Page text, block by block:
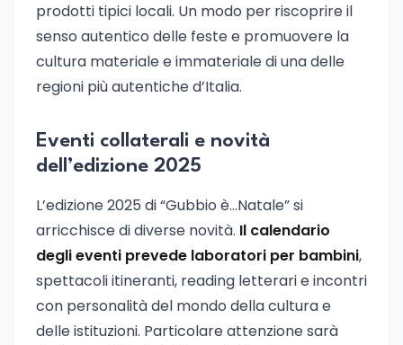
prodotti tipici locali. Un modo per riscoprire il
senso autentico delle feste e promuovere la
cultura materiale e immateriale di una delle
regioni più autentiche d’Italia.
Eventi collaterali e novità
dell’edizione 2025
L’edizione 2025 di “Gubbio è…Natale” si
arricchisce di diverse novità. Il calendario
degli eventi prevede laboratori per bambini,
spettacoli itineranti, reading letterari e incontri
con personalità del mondo della cultura e
delle istituzioni. Particolare attenzione sarà